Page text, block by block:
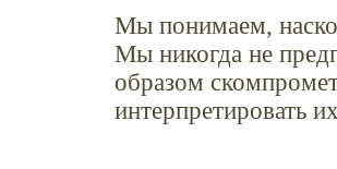
Мы понимаем,
Мы никогда не
образом
интерпретировать